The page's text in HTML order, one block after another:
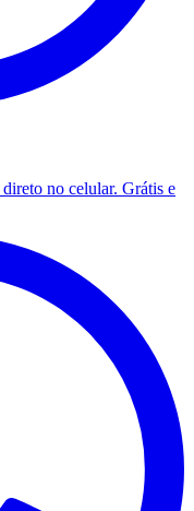
direto no celular. Grátis e